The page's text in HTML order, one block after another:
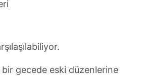
bir gecede eski düzenlerine